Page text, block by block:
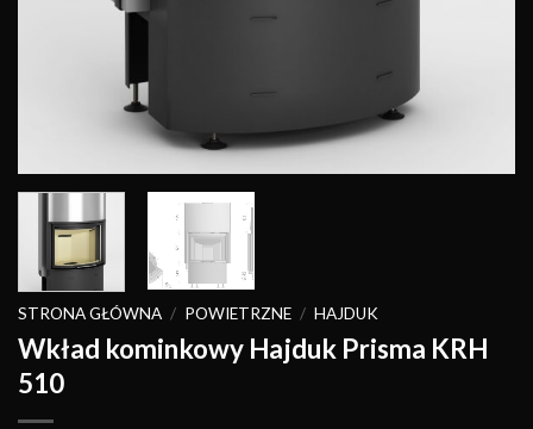
STRONA GŁÓWNA / POWIETRZNE / HAJDUK
Wkład kominkowy Hajduk Prisma KRH
510